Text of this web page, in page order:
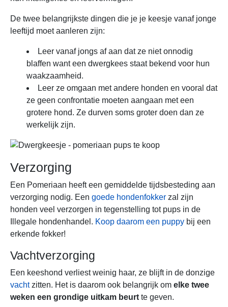
De twee belangrijkste dingen die je je keesje vanaf jonge
leeftijd moet aanleren zijn:
Leer vanaf jongs af aan dat ze niet onnodig
blaffen want een dwergkees staat bekend voor hun
waakzaamheid.
Leer ze omgaan met andere honden en vooral dat
ze geen confrontatie moeten aangaan met een
grotere hond. Ze durven soms groter doen dan ze
werkelijk zijn.
Verzorging
Een Pomeriaan heeft een gemiddelde tijdsbesteding aan
verzorging nodig. Een goede hondenfokker zal zijn
honden veel verzorgen in tegenstelling tot pups in de
Illegale hondenhandel. Koop daarom een puppy bij een
erkende fokker!
Vachtverzorging
Een keeshond verliest weinig haar, ze blijft in de donzige
vachtzitten. Het is daarom ook belangrijk om elke twee
weken een grondige uitkam beurt te geven.